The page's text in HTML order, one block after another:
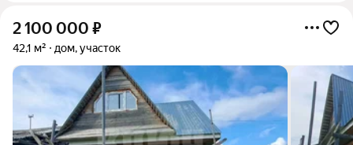
2 100 000 ₽
42,1 м² дом, участок